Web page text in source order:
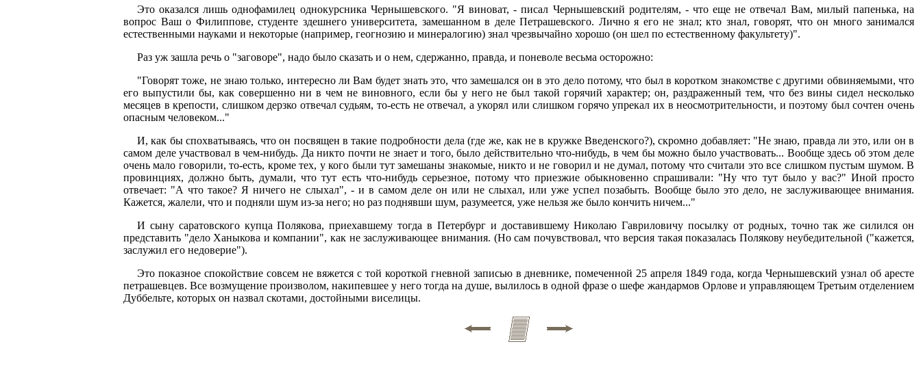
Это оказался лишь однофамилец однокурсника Чернышевского. "Я виноват, - писал Чернышевский родителям, - что еще не отвечал Вам, милый папенька, на
вопрос Ваш о Филиппове, студенте здешнего университета, замешанном в деле Петрашевского. Лично я его не знал; кто знал, говорят, что он много занимался
естественными науками и некоторые (например, геогнозию и минералогию) знал чрезвычайно хорошо (он шел по естественному факультету)".
Раз уж зашла речь о "заговоре", надо было сказать и о нем, сдержанно, правда, и поневоле весьма осторожно:
"Говорят тоже, не знаю только, интересно ли Вам будет знать это, что замешался он в это дело потому, что был в коротком знакомстве с другими обвиняемыми, что
его выпустили бы, как совершенно ни в чем не виновного, если бы у него не был такой горячий характер; он, раздраженный тем, что без вины сидел несколько
месяцев в крепости, слишком дерзко отвечал судьям, то-есть не отвечал, а укорял или слишком горячо упрекал их в неосмотрительности, и поэтому был сочтен очень
опасным человеком..."
И, как бы спохватываясь, что он посвящен в такие подробности дела (где же, как не в кружке Введенского?), скромно добавляет: "Не знаю, правда ли это, или он в
самом деле участвовал в чем-нибудь. Да никто почти не знает и того, было действительно что-нибудь, в чем бы можно было участвовать... Вообще здесь об этом деле
очень мало говорили, то-есть, кроме тех, у кого были тут замешаны знакомые, никто и не говорил и не думал, потому что считали это все слишком пустым шумом. В
провинциях, должно быть, думали, что тут есть что-нибудь серьезное, потому что приезжие обыкновенно спрашивали: "Ну что тут было у вас?" Иной просто
отвечает: "А что такое? Я ничего не слыхал", - и в самом деле он или не слыхал, или уже успел позабыть. Вообще было это дело, не заслуживающее внимания.
Кажется, жалели, что и подняли шум из-за него; но раз поднявши шум, разумеется, уже нельзя же было кончить ничем..."
И сыну саратовского купца Полякова, приехавшему тогда в Петербург и доставившему Николаю Гавриловичу посылку от родных, точно так же силился он
представить "дело Ханыкова и компании", как не заслуживающее внимания. (Но сам почувствовал, что версия такая показалась Полякову неубедительной ("кажется,
заслужил его недоверие").
Это показное спокойствие совсем не вяжется с той короткой гневной записью в дневнике, помеченной 25 апреля 1849 года, когда Чернышевский узнал об аресте
петрашевцев. Все возмущение произволом, накипевшее у него тогда на душе, вылилось в одной фразе о шефе жандармов Орлове и управляющем Третьим отделением
Дуббельте, которых он назвал скотами, достойными виселицы.